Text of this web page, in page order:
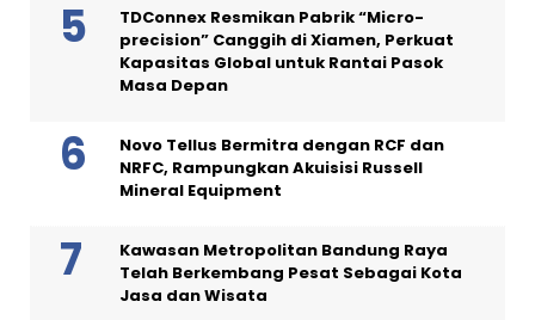
TDConnex Resmikan Pabrik “Micro-
precision” Canggih di Xiamen, Perkuat
Kapasitas Global untuk Rantai Pasok
Masa Depan
Novo Tellus Bermitra dengan RCF dan
NRFC, Rampungkan Akuisisi Russell
Mineral Equipment
Kawasan Metropolitan Bandung Raya
Telah Berkembang Pesat Sebagai Kota
Jasa dan Wisata